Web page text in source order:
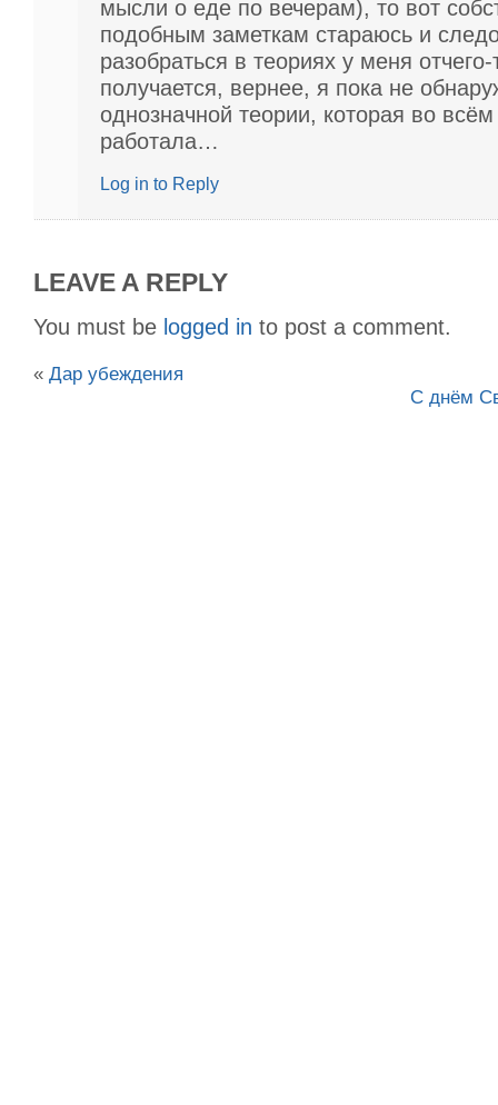
мысли о еде по вечерам), то вот
подобным заметкам стараюсь и
разобраться в теориях у меня
получается, вернее, я пока не
однозначной теории, которая во
работала…
Log in to Reply
LEAVE A REPLY
You must be logged in to post a comment.
« Дар убеждения
С днём